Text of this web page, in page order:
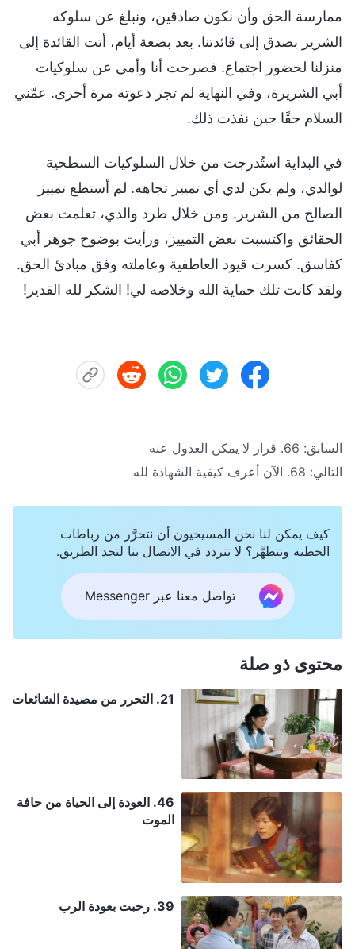
ممارسة الحق وأن نكون صادقين، ونبلغ عن سلوكه
الشرير بصدق إلى قائدتنا. بعد بضعة أيام، أتت القائدة إلى
منزلنا لحضور اجتماع. فصرحت أنا وأمي عن سلوكيات
أبي الشريرة، وفي النهاية لم تجر دعوته مرة أخرى. عمّني
السلام حقًا حين نفذت ذلك.
في البداية استُدرجت من خلال السلوكيات السطحية
لوالدي، ولم يكن لدي أي تمييز تجاهه. لم أستطع تمييز
الصالح من الشرير. ومن خلال طرد والدي، تعلمت بعض
الحقائق واكتسبت بعض التمييز، ورأيت بوضوح جوهر أبي
كفاسق. كسرت قيود العاطفية وعاملته وفق مبادئ الحق.
ولقد كانت تلك حماية الله وخلاصه لي! الشكر لله القدير!
السابق: 66. قرار لا يمكن العدول عنه
التالي: 68. الآن أعرف كيفية الشهادة لله
كيف يمكن لنا نحن المسيحيون أن نتحرَّر من رباطات
الخطية ونتطهَّر؟ لا تتردد في الاتصال بنا لتجد الطريق.
تواصل معنا عبر Messenger
محتوى ذو صلة
21. التحرر من مصيدة الشائعات
46. العودة إلى الحياة من حافة
الموت
39. رحبت بعودة الرب